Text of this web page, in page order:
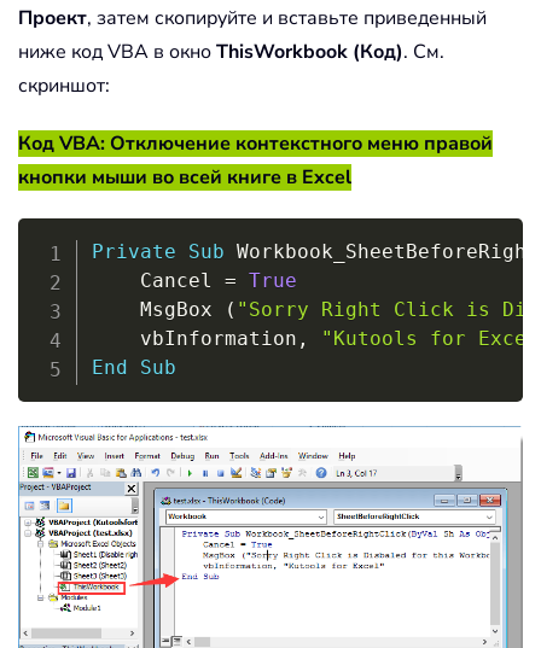
Проект, затем скопируйте и вставьте приведенный
ниже код VBA в окноThisWorkbook (Код). См.
скриншот:
Код VBA: Отключение контекстного меню правой
кнопки мыши во всей книге в Excel
Private Sub
    Cancel
= True
    MsgBox
( "Sorry Right Click is
    vbInformation
,
"Kutools for
End
Sub
Copy